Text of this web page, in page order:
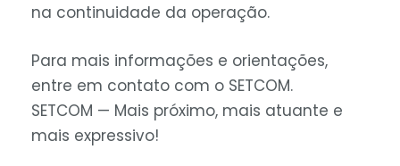
na continuidade da operação.
Para mais informações e orientações,
entre em contato com o SETCOM.
SETCOM — Mais próximo, mais atuante e
mais expressivo!